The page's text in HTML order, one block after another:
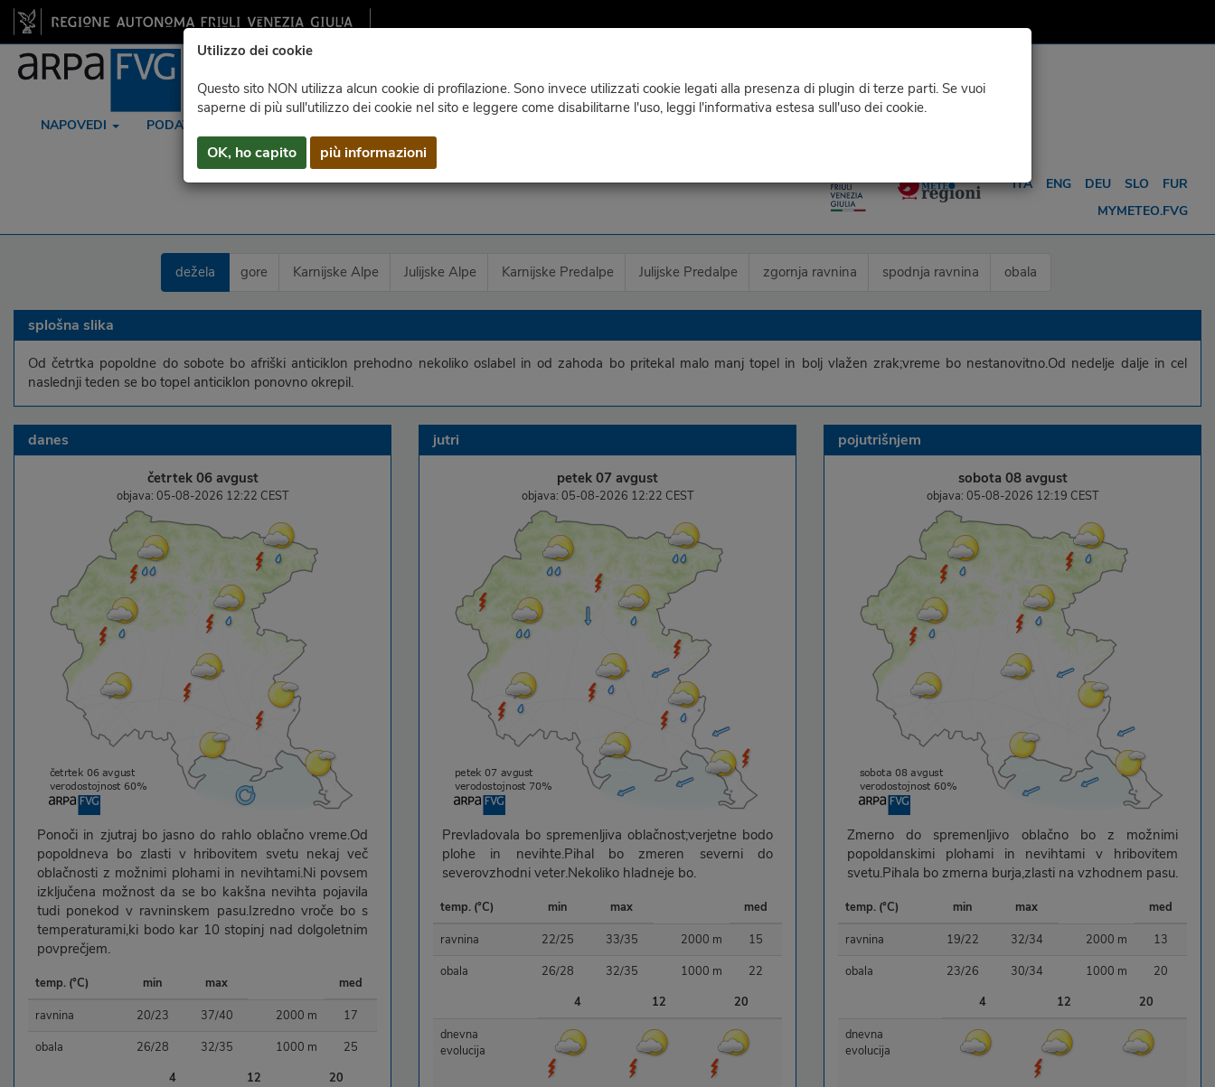
Utilizzo dei cookie
Questo sito NON utilizza alcun cookie di profilazione. Sono invece utilizzati cookie legati alla presenza di plugin di terze parti. Se vuoi
saperne di più sull'utilizzo dei cookie nel sito e leggere come disabilitarne l'uso, leggi l'informativa estesa sull'uso dei cookie.
OK, ho capito più informazioni
NAPOVEDI PODATKI
ITA ENG DEU SLO
FUR
MYMETEO.FVG
dežela gore Karnijske Alpe Julijske Alpe Karnijske Predalpe Julijske Predalpe zgornja ravnina spodnja ravnina obala
splošna slika
Od četrtka popoldne do sobote bo afriški anticiklon prehodno nekoliko oslabel in od zahoda bo pritekal malo manj topel in bolj vlažen zrak;vreme bo nestanovitno.Od nedelje dalje in cel
naslednji teden se bo topel anticiklon ponovno okrepil.
danes
četrtek 06 avgust
objava: 05-08-2026 12:22 CEST
Ponoči in zjutraj bo jasno do rahlo oblačno vreme.Od
popoldneva bo zlasti v hribovitem svetu nekaj več
oblačnosti z možnimi plohami in nevihtami.Ni povsem
izključena možnost da se bo kakšna nevihta pojavila
tudi ponekod v ravninskem pasu.Izredno vroče bo s
temperaturami,ki bodo kar 10 stopinj nad dolgoletnim
povprečjem.
temp. (°C) min max
med
ravnina
20/23 37/40 2000 m
17
obala
26/28 32/35 1000 m
25
4
12
20
jutri
petek 07 avgust
objava: 05-08-2026 12:22 CEST
Prevladovala bo spremenljiva oblačnost;verjetne bodo
plohe in nevihte.Pihal bo zmeren severni do
severovzhodni veter.Nekoliko hladneje bo.
temp. (°C) min max
med
ravnina
22/25 33/35 2000 m
15
obala
26/28 32/35 1000 m
22
4
12
20
dnevna
evolucija
pojutrišnjem
sobota 08 avgust
objava: 05-08-2026 12:19 CEST
Zmerno do spremenljivo oblačno bo z možnimi
popoldanskimi plohami in nevihtami v hribovitem
svetu.Pihala bo zmerna burja,zlasti na vzhodnem pasu.
temp. (°C) min max
med
ravnina
19/22 32/34 2000 m
13
obala
23/26 30/34 1000 m
20
4
12
20
dnevna
evolucija